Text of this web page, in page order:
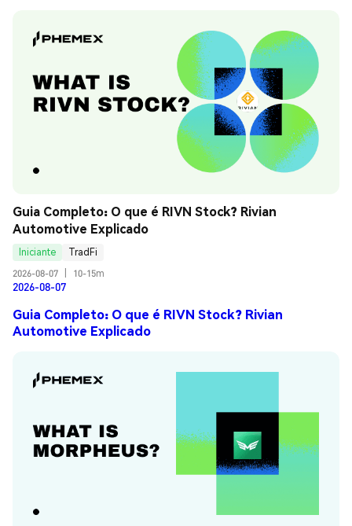
Guia Completo: O que é RIVN Stock? Rivian
Automotive Explicado
Iniciante
TradFi
2026-08-07
10-15m
2026-08-07
Guia Completo: O que é RIVN Stock? Rivian
Automotive Explicado